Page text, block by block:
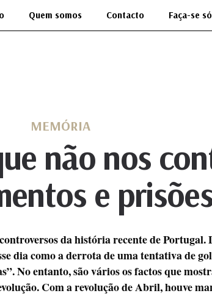
Quem somos Contacto Faça-se
MEMÓRIA
não nos
e
da história recente de Portugal.
dia como a derrota de uma tentativa de
No entanto, são vários os factos que
Com a revolução de Abril, houve